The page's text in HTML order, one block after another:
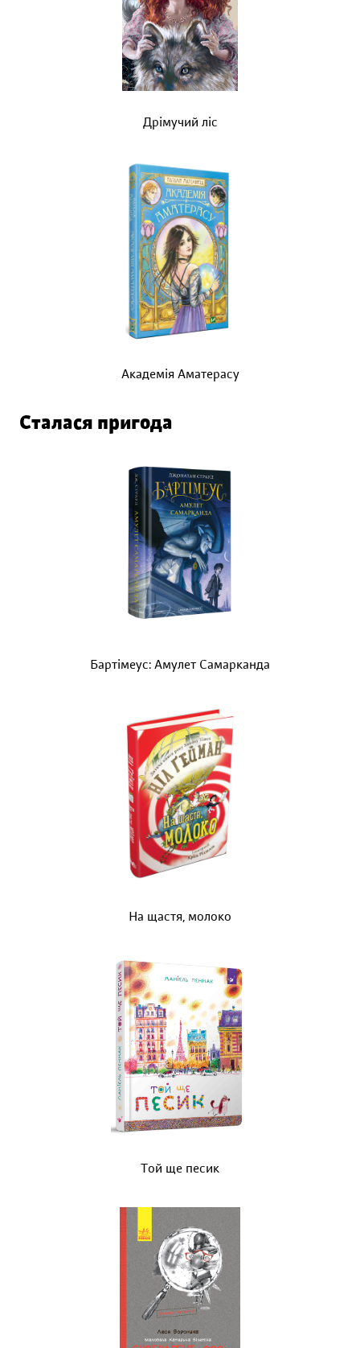
Дрімучий ліс
Академія Аматерасу
Сталася пригода
Бартімеус: Амулет Самарканда
На щастя, молоко
Той ще песик